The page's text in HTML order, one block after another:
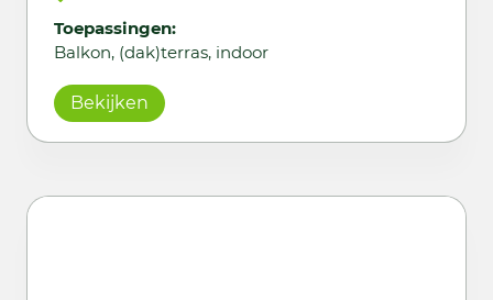
Toepassingen:
Balkon, (dak)terras, indoor
Bekijken